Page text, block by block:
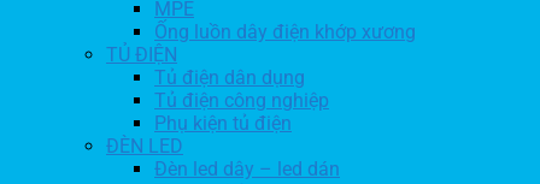
MPE
Ống luồn dây điện khớp xương
TỦ ĐIỆN
Tủ điện dân dụng
Tủ điện công nghiệp
Phụ kiện tủ điện
ĐÈN LED
Đèn led dây – led dán